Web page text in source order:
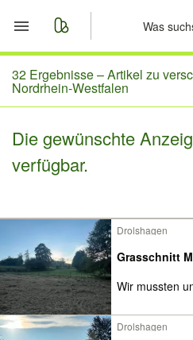
Start
Merkliste
Nachrichten
32 Ergebnisse –Artikel zu
Nordrhein-Westfalen
Die gewünschte
verfügbar.
Drolshagen
Grasschnitt
Wir mussten
Drolshagen